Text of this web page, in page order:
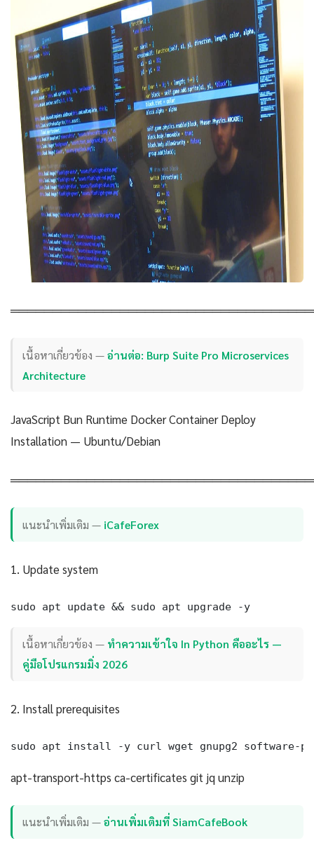
เนื้อหาเกี่ยวข้อง —อ่านต่อ: Burp Suite Pro Microservices
Architecture
JavaScript Bun Runtime Docker Container Deploy
Installation — Ubuntu/Debian
แนะนำเพิ่มเติม — iCafeForex
1. Update system
sudo apt update && sudo apt upgrade -y
เนื้อหาเกี่ยวข้อง — ทำความเข้าใจ In Python คืออะไร —
คู่มือโปรแกรมมิ่ง 2026
2. Install prerequisites
sudo apt install -y curl wget gnupg2 software-
apt-transport-https ca-certificates git jq unzip
แนะนำเพิ่มเติม —อ่านเพิ่มเติมที่ SiamCafeBook